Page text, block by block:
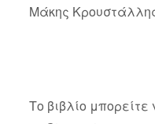
Μάκης
Το βιβλίο